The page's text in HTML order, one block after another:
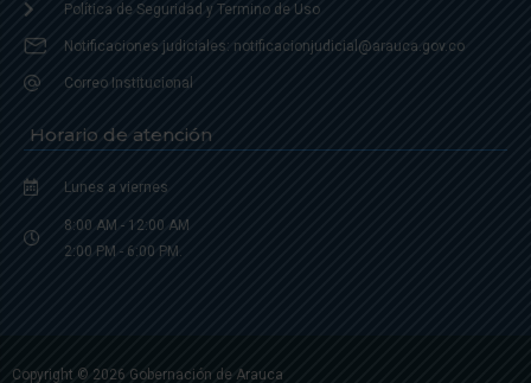
Política de Seguridad y Termino de Uso
Notificaciones judiciales: notificacionjudicial@arauca.gov.co
Correo Institucional
Horario de atención
Lunes a viernes
8:00 AM - 12:00 AM
2:00 PM - 6:00 PM.
Copyright © 2026 Gobernación de Arauca